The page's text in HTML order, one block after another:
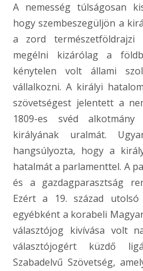
A nemesség túlságosan
hogy szembeszegüljön a
a zord természetföldrajzi
megélni kizárólag a
kénytelen volt állami
vállalkozni. A királyi
szövetségest jelentett a
1809-es svéd alkotmány
királyának uralmát.
hangsúlyozta, hogy a
hatalmát a parlamenttel. A
és a gazdagparasztság
Ezért a 19. század
egyébként a korabeli
választójog kivívása volt
választójogért küzdő
Szabadelvű Szövetség,